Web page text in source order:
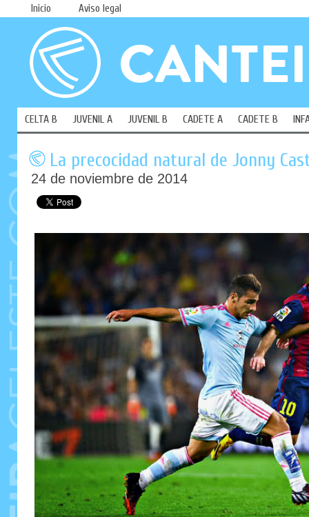
Inicio Aviso legal
CELTA B JUVENIL A JUVENIL B CADETE A CADETE B
La precocidad natural de Jonny
24 de noviembre de 2014